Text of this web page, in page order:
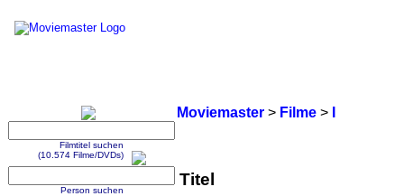
Moviemaster > Filme >
Titel
Filmtitel suchen
(10.574 Filme/DVDs)
Person suchen